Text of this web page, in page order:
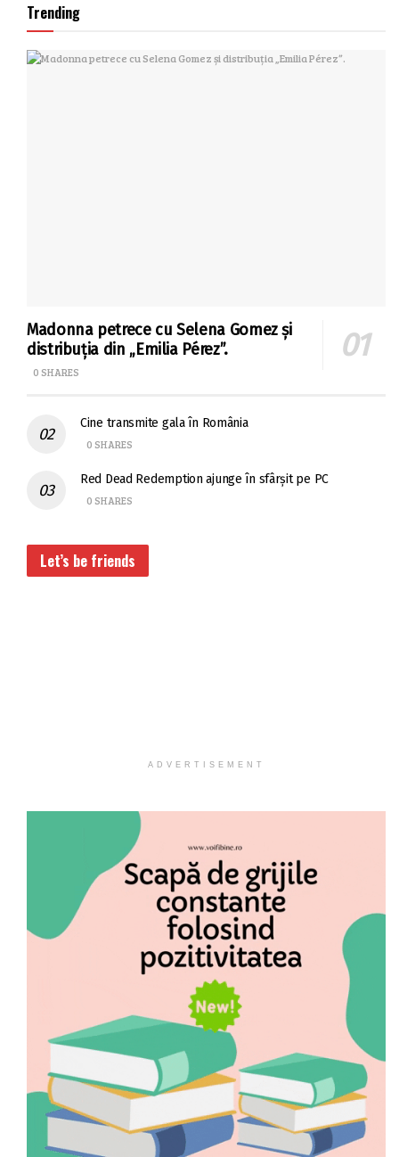
Trending
Madonna petrece cu Selena Gomez și
distribuția din „Emilia Pérez”.
0 SHARES
Cine transmite gala în România
0 SHARES
Red Dead Redemption ajunge în sfârșit pe PC
0 SHARES
Let’s be friends
ADVERTISEMENT